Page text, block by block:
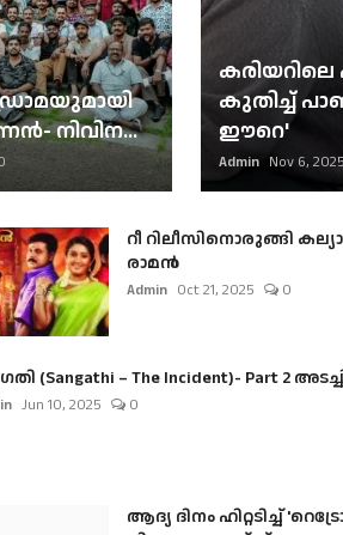
നിവിന...
കരിയറിലെ
കുതിച്ച്
ഈറെ'
Admin Nov 6, 2025
റീ റിലീസിനൊരുങ്ങി
രാമൻ
Admin Oct 21, 2025 0
(Sangathi – The Incident)- Part 2
Jun 10, 2025 0
ആദ്യ ദിനം ഹിറ്റടിച്ച്